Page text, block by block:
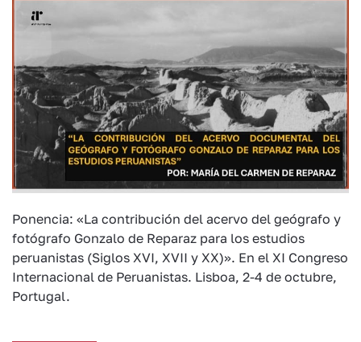
Ponencia: «La contribución del acervo del geógrafo y
fotógrafo Gonzalo de Reparaz para los estudios
peruanistas (Siglos XVI, XVII y XX)». En el XI Congreso
Internacional de Peruanistas. Lisboa, 2-4 de octubre,
Portugal.